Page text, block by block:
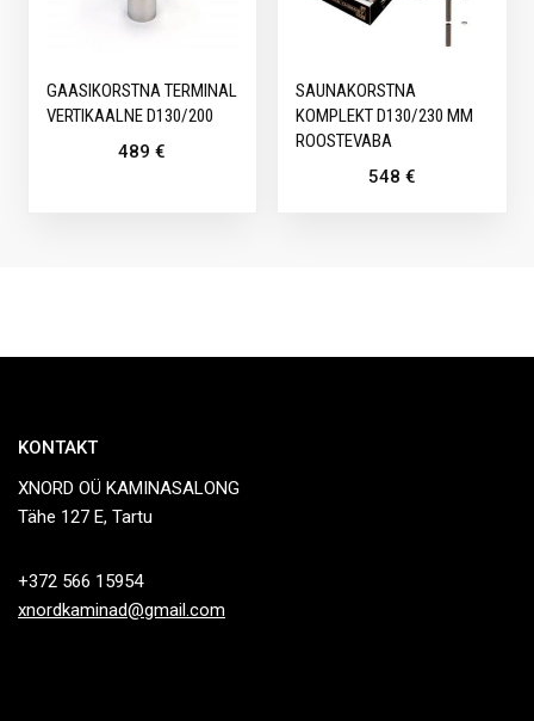
GAASIKORSTNA TERMINAL
VERTIKAALNE D130/200
489€
SAUNAKORSTNA
KOMPLEKT D130/230 MM
ROOSTEVABA
548 €
KONTAKT
XNORD OÜ KAMINASALONG
Tähe 127 E, Tartu
+372 566 15954
xnordkaminad@gmail.com